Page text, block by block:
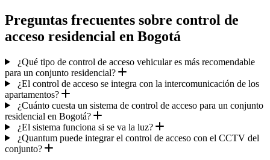
Preguntas frecuentes sobre control de
acceso residencial en Bogotá
¿Qué tipo de control de acceso vehicular es más recomendable
para un conjunto residencial?
¿El control de acceso se integra con la intercomunicación de los
apartamentos?
¿Cuánto cuesta un sistema de control de acceso para un conjunto
residencial en Bogotá?
¿El sistema funciona si se va la luz?
¿Quantum puede integrar el control de acceso con el CCTV del
conjunto?